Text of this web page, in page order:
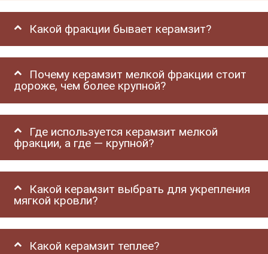
Какой фракции бывает керамзит?
Почему керамзит мелкой фракции стоит
дороже, чем более крупной?
Где используется керамзит мелкой
фракции, а где — крупной?
Какой керамзит выбрать для укрепления
мягкой кровли?
Какой керамзит теплее?